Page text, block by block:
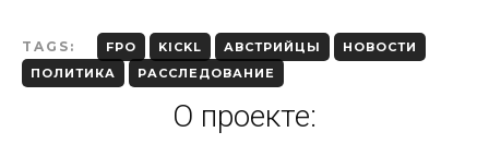
TAGS: FPO KICKL АВСТРИЙЦЫ
НОВОСТИ
ПОЛИТИКА
РАССЛЕДОВАНИЕ
О проекте: